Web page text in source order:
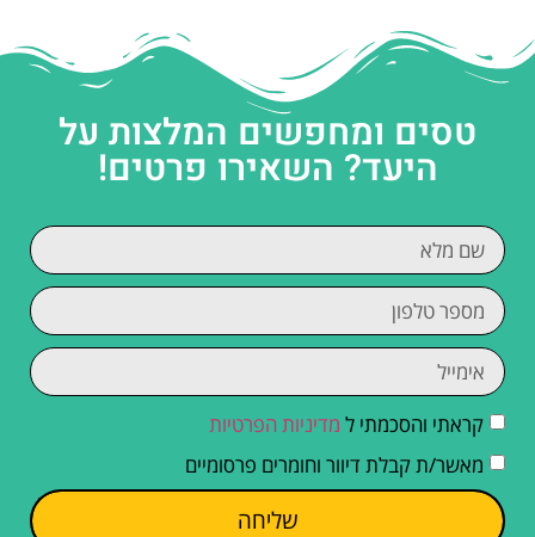
טסים ומחפשים המלצות על
היעד? השאירו פרטים!
קראתי והסכמתי ל מדיניות הפרטיות
מאשר/ת קבלת דיוור וחומרים פרסומיים
שליחה